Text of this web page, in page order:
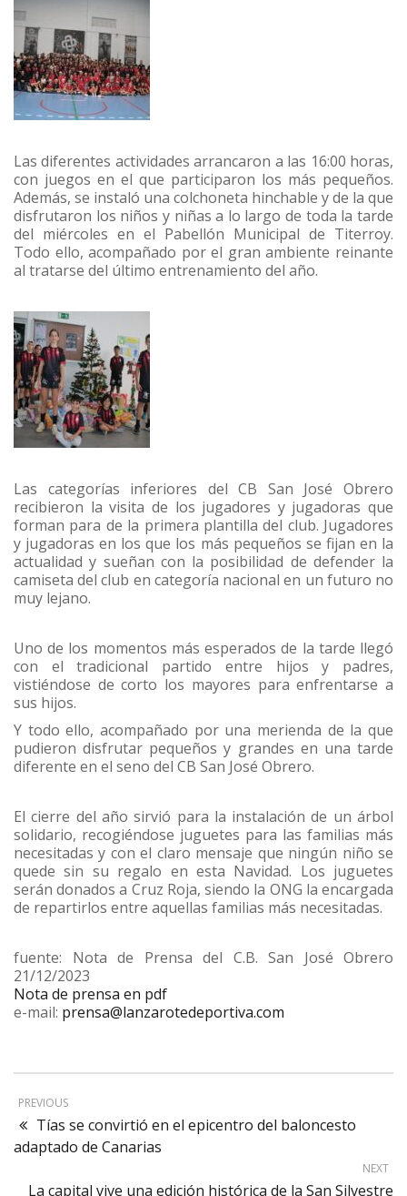
Las diferentes actividades arrancaron a las 16:00 horas,
con juegos en el que participaron los más pequeños.
Además, se instaló una colchoneta hinchable y de la que
disfrutaron los niños y niñas a lo largo de toda la tarde
del miércoles en el Pabellón Municipal de Titerroy.
Todo ello, acompañado por el gran ambiente reinante
al tratarse del último entrenamiento del año.
Las categorías inferiores del CB San José Obrero
recibieron la visita de los jugadores y jugadoras que
forman para de la primera plantilla del club. Jugadores
y jugadoras en los que los más pequeños se fijan en la
actualidad y sueñan con la posibilidad de defender la
camiseta del club en categoría nacional en un futuro no
muy lejano.
Uno de los momentos más esperados de la tarde llegó
con el tradicional partido entre hijos y padres,
vistiéndose de corto los mayores para enfrentarse a
sus hijos.
Y todo ello, acompañado por una merienda de la que
pudieron disfrutar pequeños y grandes en una tarde
diferente en el seno del CB San José Obrero.
El cierre del año sirvió para la instalación de un árbol
solidario, recogiéndose juguetes para las familias más
necesitadas y con el claro mensaje que ningún niño se
quede sin su regalo en esta Navidad. Los juguetes
serán donados a Cruz Roja, siendo la ONG la encargada
de repartirlos entre aquellas familias más necesitadas.
fuente: Nota de Prensa del C.B. San José Obrero
21/12/2023
Nota de prensa en pdf
e-mail: prensa@lanzarotedeportiva.com
PREVIOUS
Tías se convirtió en el epicentro del baloncesto
adaptado de Canarias
NEXT
La capital vive una edición histórica de la San Silvestre